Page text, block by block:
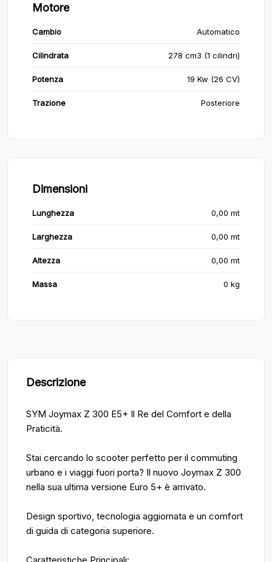
Motore
Cambio Automatico
Cilindrata 278 cm3 (1 cilindri)
Potenza 19 Kw (26 CV)
Trazione Posteriore
Dimensioni
Lunghezza 0,00 mt
Larghezza 0,00 mt
Altezza 0,00 mt
Massa 0 kg
Descrizione
SYM Joymax Z 300 E5+ Il Re del Comfort e della
Praticità.
Stai cercando lo scooter perfetto per il commuting
urbano e i viaggi fuori porta? Il nuovo Joymax Z 300
nella sua ultima versione Euro 5+ è arrivato.
Design sportivo, tecnologia aggiornata e un comfort
di guida di categoria superiore.